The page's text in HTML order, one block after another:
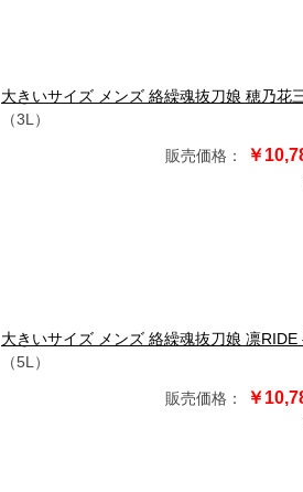
大きいサイズ メンズ 絡繰魂抜刀娘 穂乃花
（3L）
販売価格： ￥
大きいサイズ メンズ 絡繰魂抜刀娘 凛
（5L）
販売価格： ￥